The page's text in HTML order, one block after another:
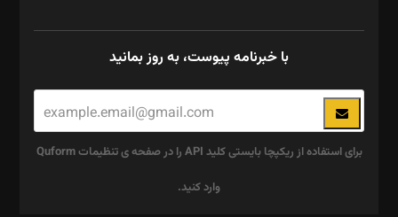
با خبرنامه پیوست، به روز بمانید
برای استفاده از ریکپچا بایستی کلید API را در صفحه ی تنظیمات Quform
وارد کنید.